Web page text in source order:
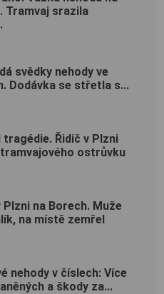
Tramvaj srazila
svědky nehody ve
Dodávka se střetla s...
tragédie. Řidič v Plzni
ostrůvku
Plzni na Borech. Muže
na místě zemřel
nehody v číslech: Více
a škody za...